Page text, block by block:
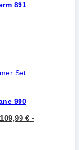
891
990
109,99 € -